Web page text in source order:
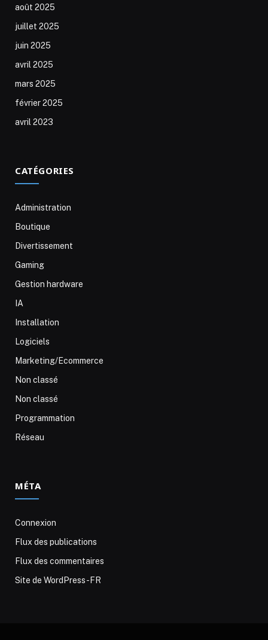
août 2025
juillet 2025
juin 2025
avril 2025
mars 2025
février 2025
avril 2023
CATÉGORIES
Administration
Boutique
Divertissement
Gaming
Gestion hardware
IA
Installation
Logiciels
Marketing/Ecommerce
Non classé
Non classé
Programmation
Réseau
MÉTA
Connexion
Flux des publications
Flux des commentaires
Site de WordPress-FR